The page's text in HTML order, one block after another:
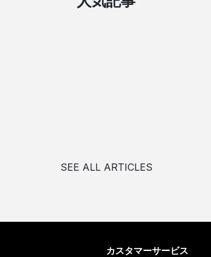
SEE ALL ARTICLES
カスタマーサービス